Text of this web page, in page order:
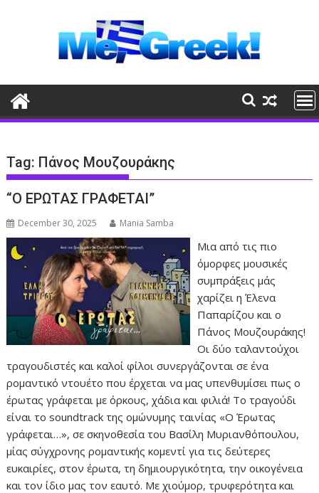
Tag: Πάνος Μουζουράκης
“Ο ΕΡΩΤΑΣ ΓΡΑΦΕΤΑΙ”
December 30, 2025 Mania Samba
Μια από τις πιο
όμορφες μουσικές
συμπράξεις μάς
χαρίζει η Έλενα
Παπαρίζου και ο
Πάνος Μουζουράκης!
Οι δύο ταλαντούχοι
τραγουδιστές και καλοί φίλοι συνεργάζονται σε ένα
ρομαντικό ντουέτο που έρχεται να μας υπενθυμίσει πως ο
έρωτας γράφεται με όρκους, χάδια και φιλιά! Το τραγούδι
είναι το soundtrack της ομώνυμης ταινίας «Ο Έρωτας
γράφεται…», σε σκηνοθεσία του Βασίλη Μυριανθόπουλου,
μίας σύγχρονης ρομαντικής κομεντί για τις δεύτερες
ευκαιρίες, στον έρωτα, τη δημιουργικότητα, την οικογένεια
και τον ίδιο μας τον εαυτό. Με χιούμορ, τρυφερότητα και